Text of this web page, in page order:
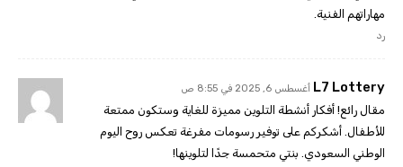
مهاراتهم الفنية.
رد
L7 Lottery أغسطس 6, 2025 في 8:55 ص
مقال رائع! أفكار أنشطة التلوين مميزة للغاية وستكون ممتعة
للأطفال. أشكركم على توفير رسومات مفرغة تعكس روح اليوم
الوطني السعودي. بنتي متحمسة جدًا لتلوينها!